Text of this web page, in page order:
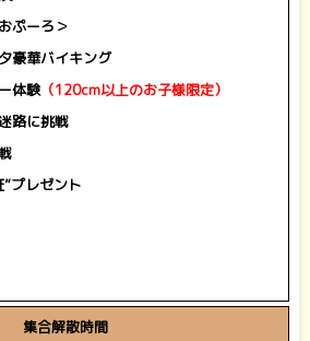
ぷーろ＞
豪華バイキング
体験（120cm以上のお子様限定）
路に挑戦
プレゼント
集合解散時間